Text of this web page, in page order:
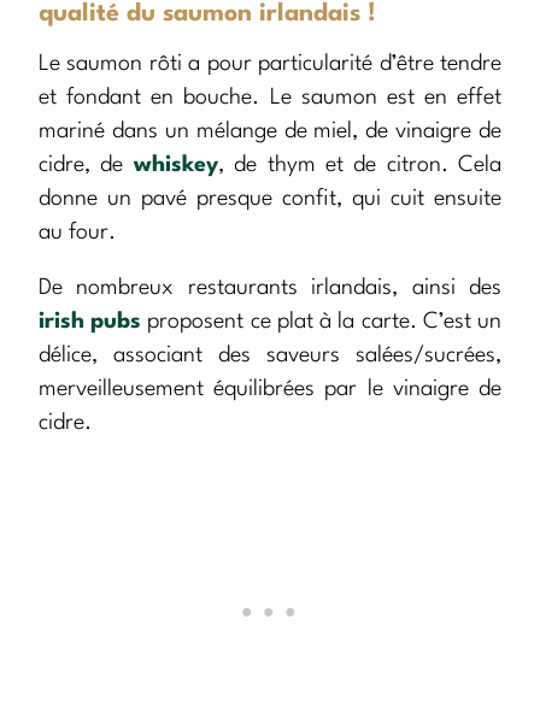
qualité du saumon irlandais !
Le saumon rôti a pour particularité d’être tendre
et fondant en bouche. Le saumon est en effet
mariné dans un mélange de miel, de vinaigre de
cidre, de whiskey, de thym et de citron. Cela
donne un pavé presque confit, qui cuit ensuite
au four.
De nombreux restaurants irlandais, ainsi des
irish pubs proposent ce plat à la carte. C’est un
délice, associant des saveurs salées/sucrées,
merveilleusement équilibrées par le vinaigre de
cidre.